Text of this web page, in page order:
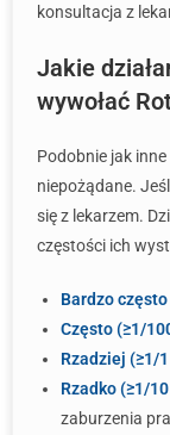
konsultacja z
Jakie
wywołać
Podobnie jak
niepożądane.
się z lekarzem.
częstości ich
Bardzo
Często (≥1/
Rzadziej (≥1/
Rzadko (≥1/
zaburzenia